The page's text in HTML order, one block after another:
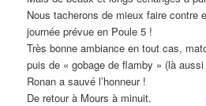
Nous tacherons de mieux faire contre
journée prévue en Poule 5 !
Très bonne ambiance en tout cas,
puis de « gobage de flamby » (là
Ronan a sauvé l’honneur !
De retour à Mours à minuit.